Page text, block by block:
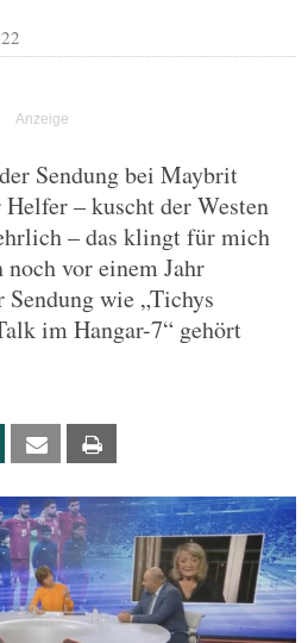
Sendung bei Maybrit
– kuscht der Westen
– das klingt für mich
vor einem Jahr
wie „Tichys
im Hangar-7“ gehört
Xing Email